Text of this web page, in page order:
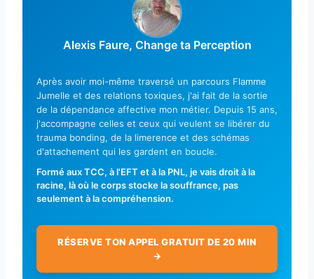
Alexis Faure, Change ta Perception
Après avoir moi-même traversé un parcours Flamme
Jumelle et des relations toxiques, j'ai fait de la sortie
de la dépendance affective mon métier. Depuis 15 ans,
j'accompagne celles et ceux qui veulent se libérer du
trauma bonding, de la limerence et des schémas
d'attachement qui les gardent en boucle.
Formé aux TCC, à l'EFT et à la PNL, je vais droit à la
racine, là où le corps stocke la souffrance, pas
seulement à la compréhension.
RÉSERVE TON APPEL GRATUIT DE 20 MIN
→